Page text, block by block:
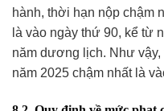
hành, thời hạn nộp chậm
là vào ngày thứ 90, kể từ
năm dương lịch. Như
năm 2025 chậm nhất là